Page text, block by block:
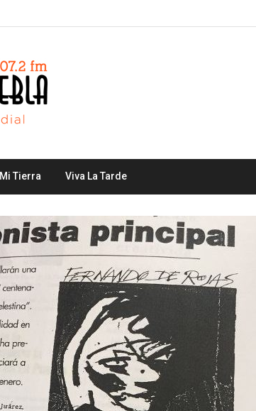
Mi Tierra Viva La Tarde